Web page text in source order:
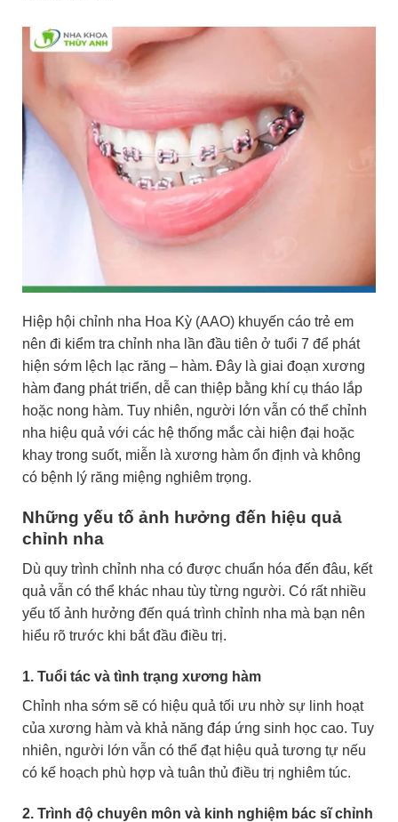
Hiệp hội chỉnh nha Hoa Kỳ (AAO) khuyến cáo trẻ em
nên đi kiểm tra chỉnh nha lần đầu tiên ở tuổi 7 để phát
hiện sớm lệch lạc răng – hàm. Đây là giai đoạn xương
hàm đang phát triển, dễ can thiệp bằng khí cụ tháo lắp
hoặc nong hàm. Tuy nhiên, người lớn vẫn có thể chỉnh
nha hiệu quả với các hệ thống mắc cài hiện đại hoặc
khay trong suốt, miễn là xương hàm ổn định và không
có bệnh lý răng miệng nghiêm trọng.
Những yếu tố ảnh hưởng đến hiệu quả
chỉnh nha
Dù quy trình chỉnh nha có được chuẩn hóa đến đâu, kết
quả vẫn có thể khác nhau tùy từng người. Có rất nhiều
yếu tố ảnh hưởng đến quá trình chỉnh nha mà bạn nên
hiểu rõ trước khi bắt đầu điều trị.
1. Tuổi tác và tình trạng xương hàm
Chỉnh nha sớm sẽ có hiệu quả tối ưu nhờ sự linh hoạt
của xương hàm và khả năng đáp ứng sinh học cao. Tuy
nhiên, người lớn vẫn có thể đạt hiệu quả tương tự nếu
có kế hoạch phù hợp và tuân thủ điều trị nghiêm túc.
2. Trình độ chuyên môn và kinh nghiệm bác sĩ chỉnh